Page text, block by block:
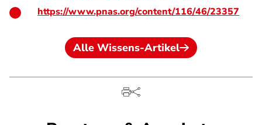
https://www.pnas.org/content/116/46/23357
Alle Wissens-Artikel